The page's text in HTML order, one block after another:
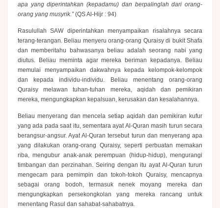
apa yang diperintahkan (kepadamu) dan berpalinglah dari orang-
orang yang musyrik.”(QS Al-Hijr : 94)
Rasulullah SAW diperintahkan menyampaikan risalahnya secara
terang-terangan. Beliau menyeru orang-orang Quraisy di bukit Shafa
dan memberitahu bahwasanya beliau adalah seorang nabi yang
diutus. Beliau meminta agar mereka beriman kepadanya. Beliau
memulai menyampaikan dakwahnya kepada kelompok-kelompok
dan kepada individu-individu. Beliau menentang orang-orang
Quraisy melawan tuhan-tuhan mereka, aqidah dan pemikiran
mereka, mengungkapkan kepalsuan, kerusakan dan kesalahannya.
Beliau menyerang dan mencela setiap aqidah dan pemikiran kufur
yang ada pada saat itu, sementara ayat Al-Quran masih turun secara
berangsur-angsur. Ayat Al-Quran tersebut turun dan menyerang apa
yang dilakukan orang-orang Quraisy, seperti perbuatan memakan
riba, mengubur anak-anak perempuan (hidup-hidup), mengurangi
timbangan dan perzinahan. Seiring dengan itu ayat Al-Quran turun
mengecam para pemimpin dan tokoh-tokoh Quraisy, mencapnya
sebagai orang bodoh, termasuk nenek moyang mereka dan
mengungkapkan persekongkolan yang mereka rancang untuk
menentang Rasul dan sahabat-sahabatnya.